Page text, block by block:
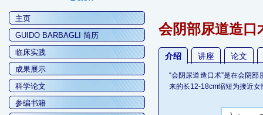
主页
GUIDO BARBAGLI 简历
临床实践
成果展示
科学论文
参编书籍
会阴部尿道造口
介绍 讲座 论文
“会阴尿道造口术”是在会阴
来的长12-18cm缩短为接近